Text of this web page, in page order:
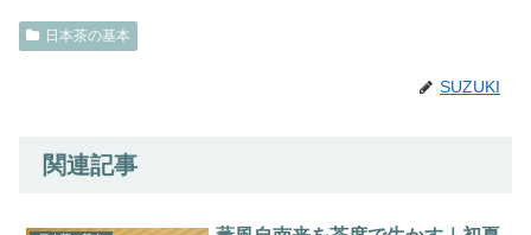
日本茶の基本
SUZUKI
関連記事